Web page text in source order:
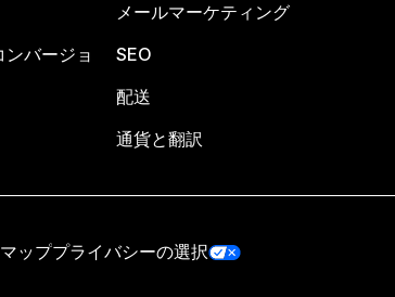
バージョ
メールマーケティング
SEO
配送
通貨と翻訳
ッププライバシーの選択